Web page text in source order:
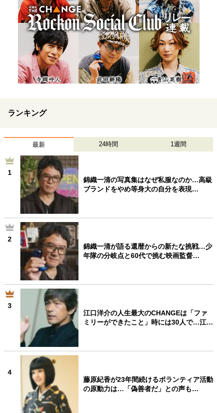
ランキング
最新 24時間 1週間
1
錦織一清の写真集はなぜ私服なのか…高級
ブランドをやめ等身大の自分を表現…
2
錦織一清が語る還暦からの新たな挑戦…少
年隊の分岐点と60代で挑む映画監督…
3
江口洋介の人生最大のCHANGEは「ファ
ミリーができたこと」時には30人で…江…
4
藤原紀香が23年間続けるボランティア活動
の原動力は…「偽善者だ」との声も…